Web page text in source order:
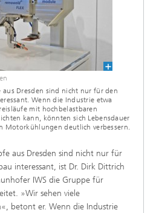
aus Dresden sind nicht nur für den
Wenn die Industrie etwa
mit hochbelastbaren
kann, könnten sich Lebensdauer
Motorkühlungen deutlich verbessern.
aus Dresden sind nicht nur für
interessant, ist Dr. Dirk Dittrich
IWS die Gruppe für
»Wir sehen viele
betont er. Wenn die Industrie